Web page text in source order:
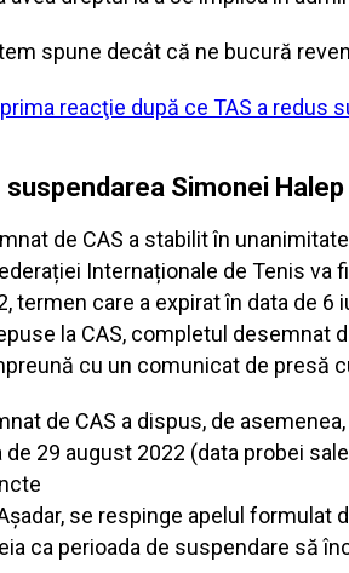
spune decât că ne bucură
reacţie după ce TAS a redus
Simonei Halep
de CAS a stabilit în
Internaționale de Tenis va
termen care a expirat în data de
la CAS, completul desemnat
cu un comunicat de presă
de CAS a dispus, de
29 august 2022 (data probei
se respinge apelul
ca perioada de suspendare să